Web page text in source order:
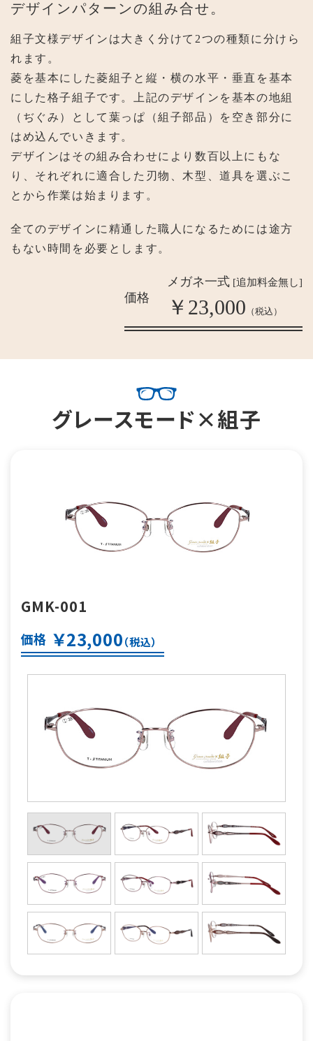
デザインパターンの組み合せ。
組子文様デザインは大きく分けて2つの種類に分けら
れます。
菱を基本にした菱組子と縦・横の水平・垂直を基本
にした格子組子です。上記のデザインを基本の地組
（ぢぐみ）として葉っぱ（組子部品）を空き部分に
はめ込んでいきます。
デザインはその組み合わせにより数百以上にもな
り、それぞれに適合した刃物、木型、道具を選ぶこ
とから作業は始まります。
全てのデザインに精通した職人になるためには途方
もない時間を必要とします。
価格
メガネ一式 [追加料金無し]
￥ 23,000 （税込）
グレースモード×組子
GMK-001
価格 ￥23,000（税込）